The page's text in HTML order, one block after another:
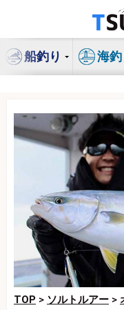
ン
船釣り 海釣
TOP > ソルトルアー >